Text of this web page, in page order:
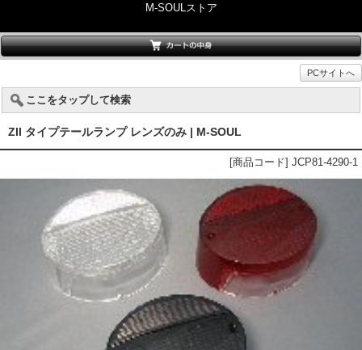
M-SOULストア
PCサイトへ
ここをタップして検索
ZII タイプテールランプ レンズのみ | M-SOUL
[商品コード] JCP81-4290-1